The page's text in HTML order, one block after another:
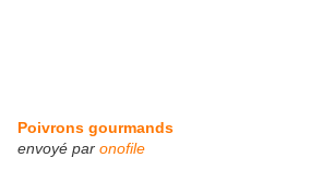
Poivrons gourmands
envoyé par onofile